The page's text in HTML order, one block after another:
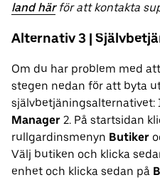
land härför att kontakta
Alternativ 3 |
Om du har problem med
stegen nedan för att byta
självbetjäningsalternativet:
Manager 2. På startsidan
rullgardinsmenyn Butiker
Välj butiken och klicka
enhet och klicka sedan på